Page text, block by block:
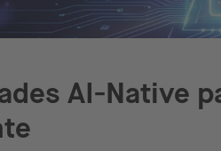
AI-Native